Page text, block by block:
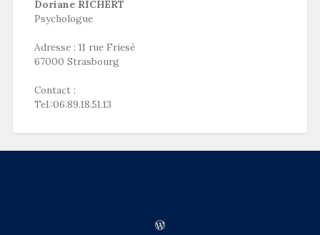
Doriane RICHERT
Psychologue
Adresse : 11 rue Friesé
67000 Strasbourg
Contact :
Tel.:06.89.18.51.13